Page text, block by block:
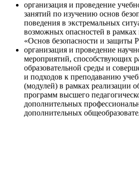
организация и проведение
занятий по изучению основ
поведения в экстремальных
возможных опасностей в рамках
«Основ безопасности и защиты
организация и проведение
мероприятий, способствующих
образовательной среды и
и подходов к преподаванию
(модулей) в рамках реализации
программ высшего
дополнительных
дополнительных